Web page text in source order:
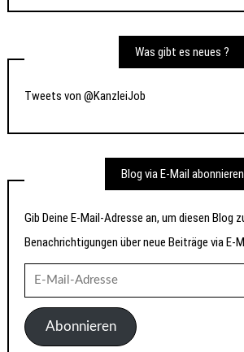
Was gibt es neues ?
Tweets von @KanzleiJob
Blog via E-Mail abonnieren
Gib Deine E-Mail-Adresse an, um diesen Blog
Benachrichtigungen über neue Beiträge via E-
Mail-
AdresseAbonnieren